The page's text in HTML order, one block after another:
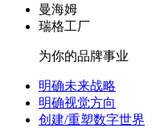
曼海姆
瑞格工厂
为你的品牌事业
明确未来战略
明确视觉方向
创建/重塑数字世界